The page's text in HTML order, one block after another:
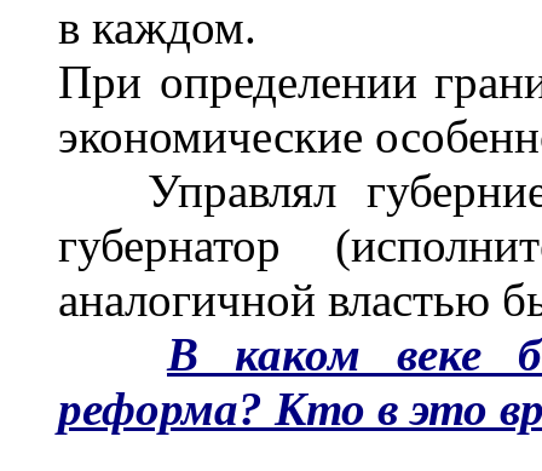
в каждом.
При определении
экономические
Управлял
губернатор
аналогичной властью
В каком веке
реформа? Кто в это